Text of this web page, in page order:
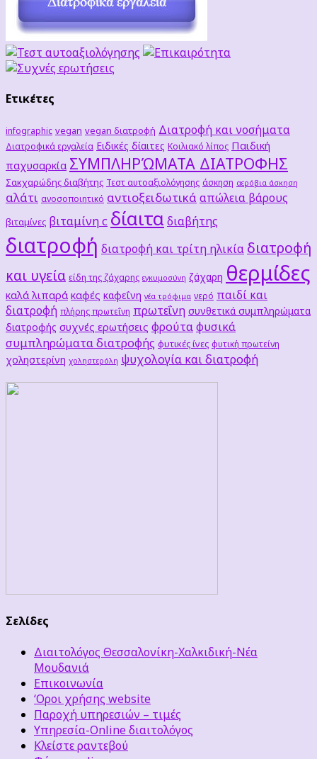
Ετικέτες
infographic vegan vegan διατροφή Διατροφή και νοσήματα
Διατροφικά εργαλεία Ειδικές δίαιτες Κοιλιακό λίπος Παιδική
παχυσαρκία ΣΥΜΠΛΗΡΏΜΑΤΑ ΔΙΑΤΡΟΦΗΣ
Σακχαρώδης διαβήτης Τεστ αυτοαξιολόγησης άσκηση αερόβια άσκηση
αλάτι ανοσοποιητικό αντιοξειδωτικά απώλεια βάρους
βιταμίνες βιταμίνη c δίαιτα διαβήτης
διατροφή διατροφή και τρίτη ηλικία διατροφή
και υγεία είδη της ζάχαρης εγκυμοσύνη ζάχαρη θερμίδες
καλά λιπαρά καφές καφεΐνη νέα τρόφιμα νερό παιδί και
διατροφή πλήρης πρωτεΐνη πρωτεΐνη συνθετικά συμπληρώματα
διατροφής συχνές ερωτήσεις φρούταφυσικά
συμπληρώματα διατροφής φυτικές ίνες φυτική πρωτείνη
χοληστερίνη χοληστερόλη ψυχολογία και διατροφή
Σελίδες
Διαιτολόγος Θεσσαλονίκη-Χαλκιδική-Νέα
Μουδανιά
Επικοινωνία
‘Οροι χρήσης website
Παροχή υπηρεσιών – τιμές
Υπηρεσία-Online διαιτολόγος
Κλείστε ραντεβού